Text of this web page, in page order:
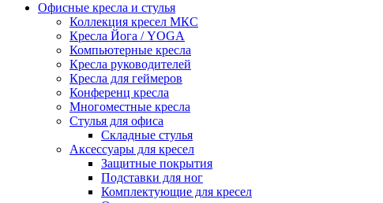
Офисные кресла и стулья
Коллекция кресел МКС
Кресла Йога / YOGA
Компьютерные кресла
Кресла руководителей
Кресла для геймеров
Конференц кресла
Многоместные кресла
Стулья для офиса
Складные стулья
Аксессуары для кресел
Защитные покрытия
Подставки для ног
Комплектующие для кресел